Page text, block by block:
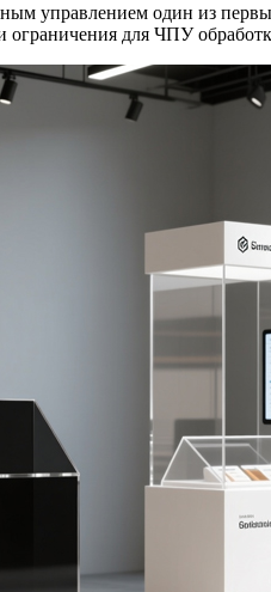
управлением один из
для ЧПУ